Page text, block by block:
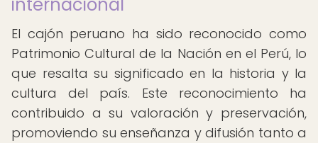
El cajón peruano ha sido reconocido como
Patrimonio Cultural de la Nación en el Perú, lo
que resalta su significado en la historia y la
cultura del país. Este reconocimiento ha
contribuido a su valoración y preservación,
promoviendo su enseñanza y difusión tanto a